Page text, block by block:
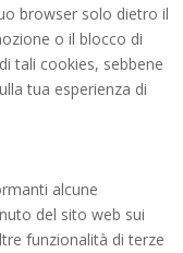
browser solo dietro il
o il blocco di
tali cookies, sebbene
tua esperienza di
alcune
del sito web sui
funzionalità di terze